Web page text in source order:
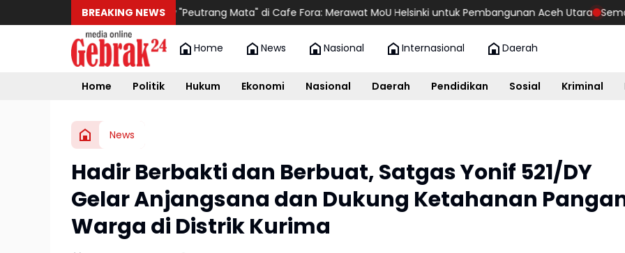
BREAKING NEWS
Talkshow "Peutrang Mata" di Cafe Fora: Merawat MoU Helsinki untuk Pembangunan Aceh Utara Semangat
Home News Nasional Internasional Daerah
Home Politik Hukum Ekonomi Nasional Daerah Pendidikan Sosial Kriminal
News
Hadir Berbakti dan Berbuat, Satgas Yonif 521/DY
Gelar Anjangsana dan Dukung Ketahanan
Warga di Distrik Kurima